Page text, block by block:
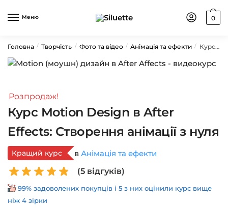
Меню 0
Головна / Творчість / Фото та відео / Анімація та ефекти / Курс Motion Design в After Effects: Створення анімації з нуля
Розпродаж!
Курс Motion Design в After
Effects: Створення анімації з нуля
Кращий курс в Анімація та ефекти
(5відгуків)
99% задоволених покупців і 5 з них оцінили курс вище
ніж 4 зірки